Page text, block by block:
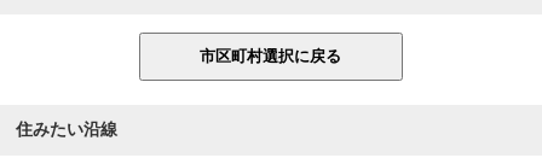
住みたい沿線